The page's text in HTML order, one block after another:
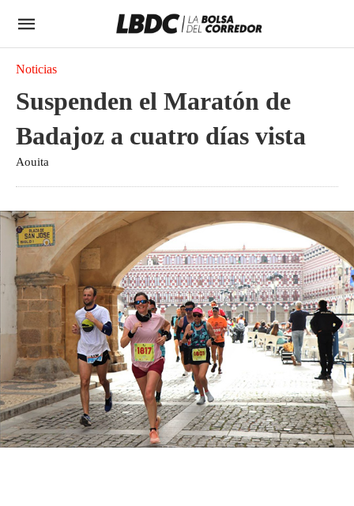
Noticias
Suspenden el Maratón de
Badajoz a cuatro días vista
Aouita